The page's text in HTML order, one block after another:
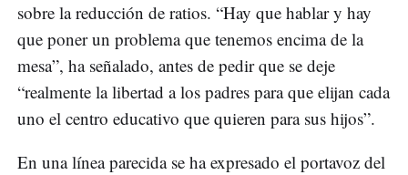
sobre la reducción de ratios. “Hay que hablar y hay
que poner un problema que tenemos encima de la
mesa”, ha señalado, antes de pedir que se deje
“realmente la libertad a los padres para que elijan cada
uno el centro educativo que quieren para sus hijos”.
En una línea parecida se ha expresado el portavoz del